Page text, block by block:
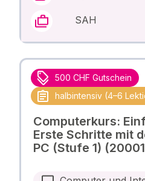
SAH
500 CHF Gutschein
halbintensiv (4–6
Computerkurs:
Erste Schritte mit
PC (Stufe 1)